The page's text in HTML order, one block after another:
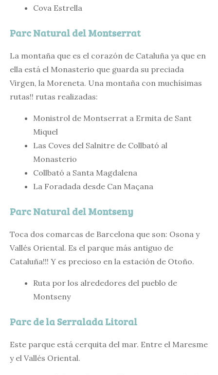
Cova Estrella
Parc Natural del Montserrat
La montaña que es el corazón de Cataluña ya que en
ella está el Monasterio que guarda su preciada
Virgen, la Moreneta. Una montaña con muchísimas
rutas!! rutas realizadas:
Monistrol de Montserrat a Ermita de Sant
Miquel
Las Coves del Salnitre de Collbató al
Monasterio
Collbató a Santa Magdalena
La Foradada desde Can Maçana
Parc Natural del Montseny
Toca dos comarcas de Barcelona que son: Osona y
Vallés Oriental. Es el parque más antiguo de
Cataluña!!! Y es precioso en la estación de Otoño.
Ruta por los alrededores del pueblo de
Montseny
Parc de la Serralada Litoral
Este parque está cerquita del mar. Entre el Maresme
y el Vallés Oriental.